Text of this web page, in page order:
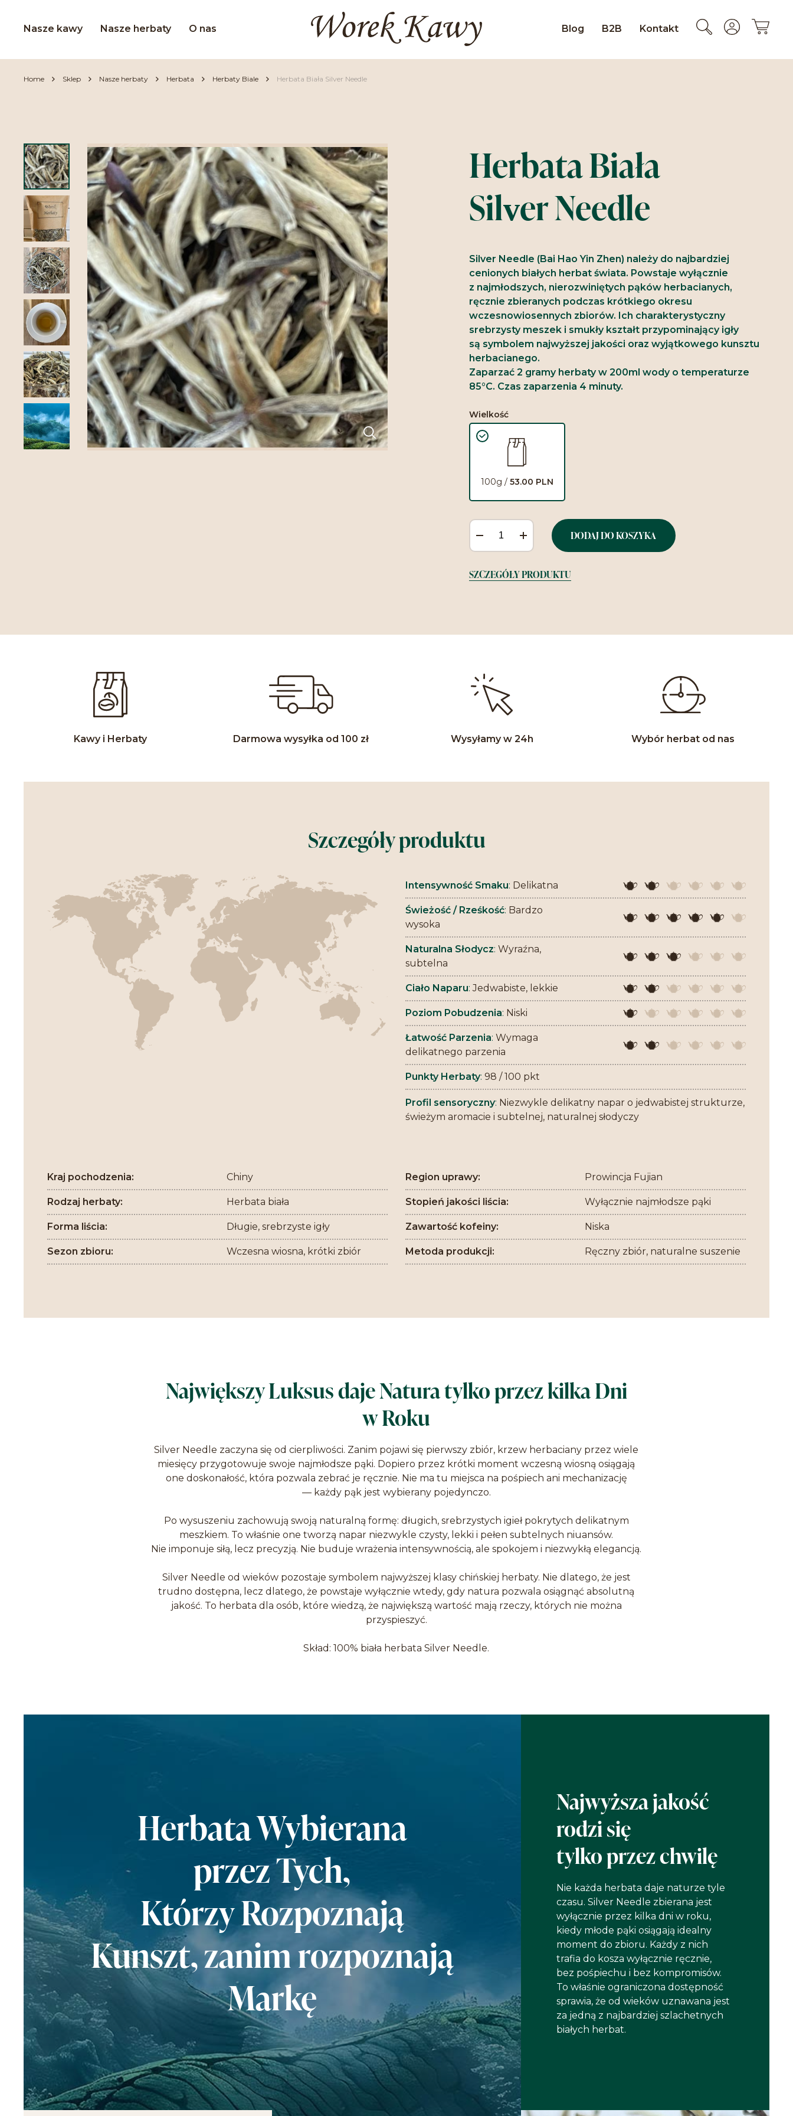
Nasze kawy Nasze herbaty O nas Blog B2B Kontakt
Home Sklep Nasze herbaty Herbata Herbaty Biale Herbata Biała Silver Needle
Herbata Biała
Silver Needle
Silver Needle (Bai Hao Yin Zhen) należy do najbardziej
cenionych białych herbat świata. Powstaje wyłącznie
z najmłodszych, nierozwiniętych pąków herbacianych,
ręcznie zbieranych podczas krótkiego okresu
wczesnowiosennych zbiorów. Ich charakterystyczny
srebrzysty meszek i smukły kształt przypominający igły
są symbolem najwyższej jakości oraz wyjątkowego kunsztu
herbacianego.
Zaparzać 2 gramy herbaty w 200ml wody o temperaturze
85°C. Czas zaparzenia 4 minuty.
Wielkość
100g / 53.00 PLN
DODAJ DO KOSZYKA
SZCZEGÓŁY PRODUKTU
Kawy i Herbaty Darmowa wysyłka od 100 zł Wysyłamy w 24h Wybór herbat od nas
Szczegóły produktu
Intensywność Smaku: Delikatna
Świeżość / Rześkość: Bardzo
wysoka
Naturalna Słodycz: Wyraźna,
subtelna
Ciało Naparu:Jedwabiste, lekkie
Poziom Pobudzenia: Niski
Łatwość Parzenia: Wymaga
delikatnego parzenia
Punkty Herbaty: 98 / 100 pkt
Profil sensoryczny: Niezwykle delikatny napar o jedwabistej strukturze,
świeżym aromacie i subtelnej, naturalnej słodyczy
Kraj pochodzenia: Chiny Region uprawy: Prowincja Fujian
Rodzaj herbaty: Herbata biała Stopień jakości liścia: Wyłącznie najmłodsze pąki
Forma liścia: Długie, srebrzyste igły Zawartość kofeiny: Niska
Sezon zbioru: Wczesna wiosna, krótki zbiór Metoda produkcji: Ręczny zbiór, naturalne suszenie
Największy Luksus daje Natura tylko przez kilka Dni
w Roku
Silver Needle zaczyna się od cierpliwości. Zanim pojawi się pierwszy zbiór, krzew herbaciany przez wiele
miesięcy przygotowuje swoje najmłodsze pąki. Dopiero przez krótki moment wczesną wiosną osiągają
one doskonałość, która pozwala zebrać je ręcznie. Nie ma tu miejsca na pośpiech ani mechanizację
— każdy pąk jest wybierany pojedynczo.
Po wysuszeniu zachowują swoją naturalną formę: długich, srebrzystych igieł pokrytych delikatnym
meszkiem. To właśnie one tworzą napar niezwykle czysty, lekki i pełen subtelnych niuansów.
Nie imponuje siłą, lecz precyzją. Nie buduje wrażenia intensywnością, ale spokojem i niezwykłą elegancją.
Silver Needle od wieków pozostaje symbolem najwyższej klasy chińskiej herbaty. Nie dlatego, że jest
trudno dostępna, lecz dlatego, że powstaje wyłącznie wtedy, gdy natura pozwala osiągnąć absolutną
jakość. To herbata dla osób, które wiedzą, że największą wartość mają rzeczy, których nie można
przyspieszyć.
Skład: 100% biała herbata Silver Needle.
Herbata Wybierana
przez Tych,
Którzy Rozpoznają
Kunszt, zanim rozpoznają
Markę
Najwyższa jakość
rodzi się
tylko przez chwilę
Nie każda herbata daje naturze tyle
czasu. Silver Needle zbierana jest
wyłącznie przez kilka dni w roku,
kiedy młode pąki osiągają idealny
moment do zbioru. Każdy z nich
trafia do kosza wyłącznie ręcznie,
bez pośpiechu i bez kompromisów.
To właśnie ograniczona dostępność
sprawia, że od wieków uznawana jest
za jedną z najbardziej szlachetnych
białych herbat.